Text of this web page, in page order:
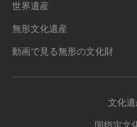
世界遺産
無形文化遺産
動画で見る無形の文化財
文化